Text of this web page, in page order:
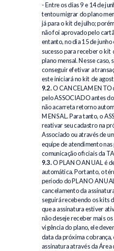
- Entre os dias 9 e 14 de
tentou migrar do plano
já para o kit de julho;
não foi aprovado pelo
entanto, no dia 15 de
sucesso para receber o kit
plano mensal. Nesse caso,
conseguir efetivar a
este iniciará no kit de
9.2.O CANCELAMENTO
pelo ASSOCIADO antes
não acarreta retorno
MENSAL. Para tanto, o
reativar seu cadastro na
Associado ou através de
equipe de atendimento
comunicação oficiais da
9.3.O PLANO ANUAL é
automática. Portanto, o
período do PLANO
cancelamento da
seguirá recebendo os kits
que a assinatura estiver
não deseje receber mais
vigência do plano, ele
data da próxima cobrança,
assinatura através da Área